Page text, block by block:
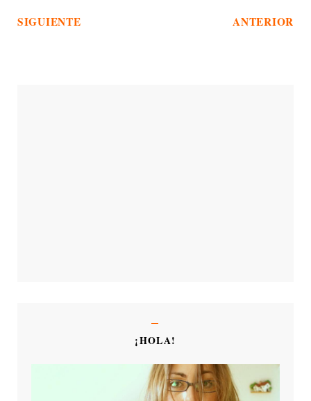
SIGUIENTE ANTERIOR
¡HOLA!